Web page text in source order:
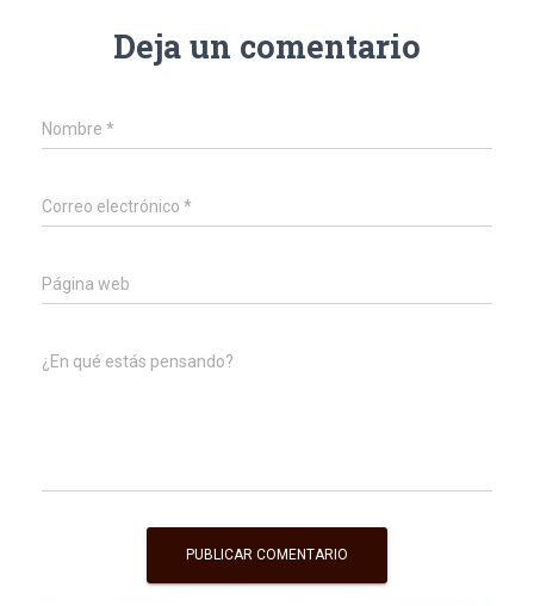
Deja un comentario
Nombre *
Correo electrónico *
Página web
¿En qué estás pensando?